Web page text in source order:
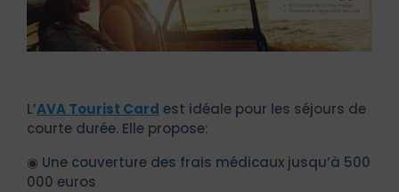
L’AVA Tourist Card est idéale pour les séjours de
courte durée. Elle propose:
◉ Une couverture des frais médicaux jusqu’à 500
000 euros